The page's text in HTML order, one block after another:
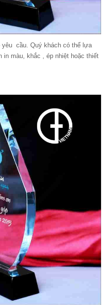
yêu cầu. Quý khách có thể lựa
in màu, khắc , ép nhiệt hoặc thiết